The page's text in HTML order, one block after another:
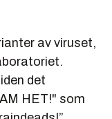
av viruset,
det
HET!" som